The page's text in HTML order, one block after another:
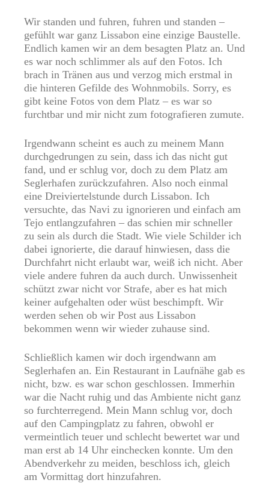
Wir standen und fuhren, fuhren und standen –
gefühlt war ganz Lissabon eine einzige Baustelle.
Endlich kamen wir an dem besagten Platz an. Und
es war noch schlimmer als auf den Fotos. Ich
brach in Tränen aus und verzog mich erstmal in
die hinteren Gefilde des Wohnmobils. Sorry, es
gibt keine Fotos von dem Platz – es war so
furchtbar und mir nicht zum fotografieren zumute.
Irgendwann scheint es auch zu meinem Mann
durchgedrungen zu sein, dass ich das nicht gut
fand, und er schlug vor, doch zu dem Platz am
Seglerhafen zurückzufahren. Also noch einmal
eine Dreiviertelstunde durch Lissabon. Ich
versuchte, das Navi zu ignorieren und einfach am
Tejo entlangzufahren – das schien mir schneller
zu sein als durch die Stadt. Wie viele Schilder ich
dabei ignorierte, die darauf hinwiesen, dass die
Durchfahrt nicht erlaubt war, weiß ich nicht. Aber
viele andere fuhren da auch durch. Unwissenheit
schützt zwar nicht vor Strafe, aber es hat mich
keiner aufgehalten oder wüst beschimpft. Wir
werden sehen ob wir Post aus Lissabon
bekommen wenn wir wieder zuhause sind.
Schließlich kamen wir doch irgendwann am
Seglerhafen an. Ein Restaurant in Laufnähe gab es
nicht, bzw. es war schon geschlossen. Immerhin
war die Nacht ruhig und das Ambiente nicht ganz
so furchterregend. Mein Mann schlug vor, doch
auf den Campingplatz zu fahren, obwohl er
vermeintlich teuer und schlecht bewertet war und
man erst ab 14 Uhr einchecken konnte. Um den
Abendverkehr zu meiden, beschloss ich, gleich
am Vormittag dort hinzufahren.